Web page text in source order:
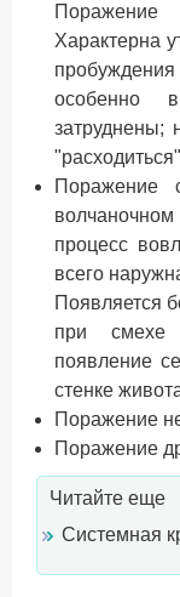
Поражение
Характерна
особенно
затруднены;
Поражение
волчаночном
процесс
всего
Появляется
при смехе
появление
стенке
Поражение
Поражение
Читайте еще
Системная